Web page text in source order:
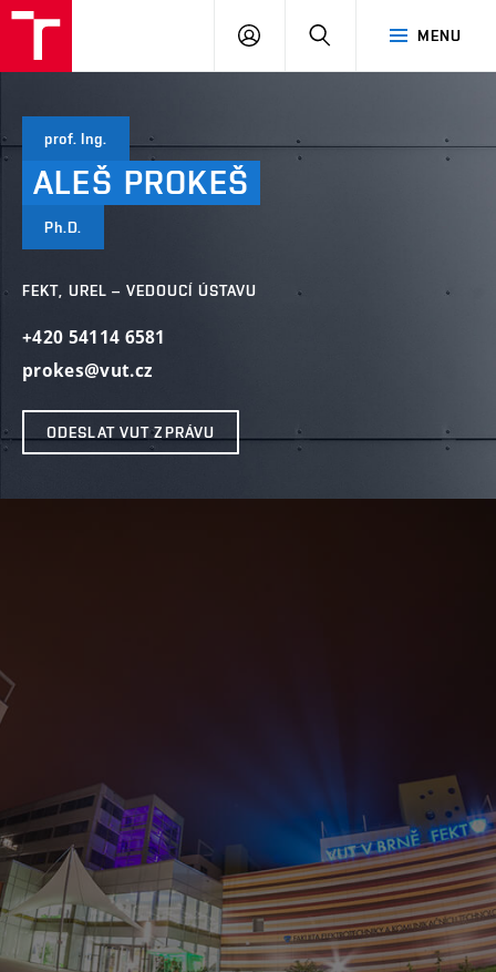
MENU
PŘIHLÁSIT
prof. Ing.
ALEŠ PROKEŠ
Ph.D.
FEKT, UREL – VEDOUCÍ ÚSTAVU
+420 54114 6581
prokes@vut.cz
ODESLAT VUT ZPRÁVU